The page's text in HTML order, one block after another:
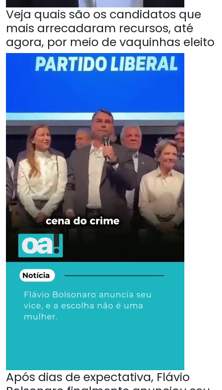
Veja quais são os candidatos que
mais arrecadaram recursos, até
agora, por meio de vaquinhas eleito
Após dias de expectativa, Flávio